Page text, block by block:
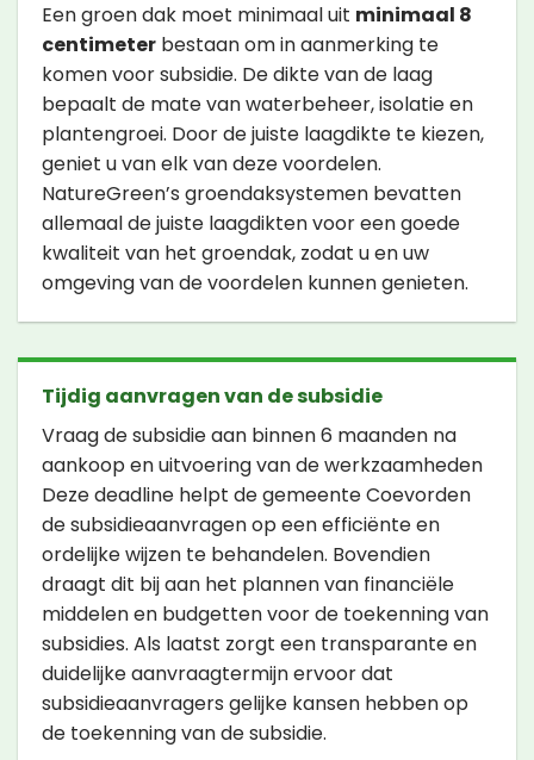
Een groen dak moet minimaal uit minimaal 8
centimeter bestaan om in aanmerking te
komen voor subsidie. De dikte van de laag
bepaalt de mate van waterbeheer, isolatie en
plantengroei. Door de juiste laagdikte te kiezen,
geniet u van elk van deze voordelen.
NatureGreen’s groendaksystemen bevatten
allemaal de juiste laagdikten voor een goede
kwaliteit van het groendak, zodat u en uw
omgeving van de voordelen kunnen genieten.
Tijdig aanvragen van de subsidie
Vraag de subsidie aan binnen 6 maanden na
aankoop en uitvoering van de werkzaamheden
Deze deadline helpt de gemeente Coevorden
de subsidieaanvragen op een efficiënte en
ordelijke wijzen te behandelen. Bovendien
draagt dit bij aan het plannen van financiële
middelen en budgetten voor de toekenning van
subsidies. Als laatst zorgt een transparante en
duidelijke aanvraagtermijn ervoor dat
subsidieaanvragers gelijke kansen hebben op
de toekenning van de subsidie.